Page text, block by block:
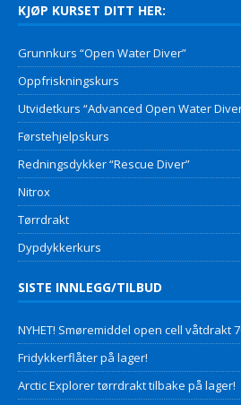
KJØP KURSET DITT HER:
Grunnkurs “Open Water Diver”
Oppfriskningskurs
Utvidetkurs “Advanced Open Water
Førstehjelpskurs
Redningsdykker “Rescue Diver”
Nitrox
Tørrdrakt
Dypdykkerkurs
SISTE INNLEGG/TILBUD
NYHET! Smøremiddel open cell våtdrakt
Fridykkerflåter på lager!
Arctic Explorer tørrdrakt tilbake på lager!